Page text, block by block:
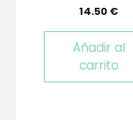
14.50 €
Añadir al
carrito